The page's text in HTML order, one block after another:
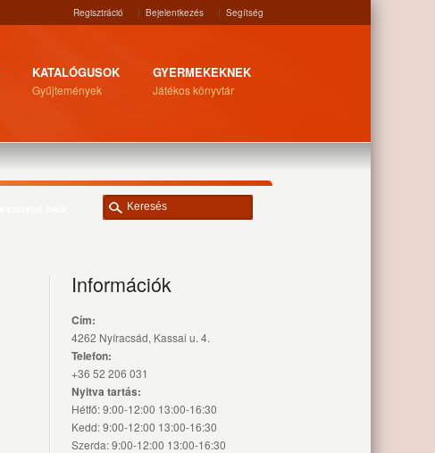
Regisztráció | Bejelentkezés | Segítség
KATALÓGUSOK
Gyűjtemények
GYERMEKEKNEK
Játékos könyvtár
Információk
Cím:
4262 Nyíracsád, Kassai u. 4.
Telefon:
+36 52 206 031
Nyitva tartás:
Hétfő: 9:00-12:00 13:00-16:30
Kedd: 9:00-12:00 13:00-16:30
Szerda: 9:00-12:00 13:00-16:30